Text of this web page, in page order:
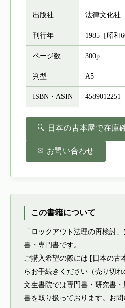
出版社 法律文化社
刊行年 1985［昭和
ページ数 300p
判型 A5
ISBN・ASIN 4589012251
🔍 日本の古本屋で在庫
✉ お問い合わせ
この書籍について
「ロックアウト法理の再検討
書・専門書です。
ご購入希望の際には [日本の古
らお手続きください（売り切れ
文生書院では専門書・研究書
書を取り扱っております。お